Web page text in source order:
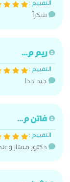
التقييم :
شكرآ
ريم م...
التقييم :
جيد جدا
فاتن م...
التقييم :
دكتور ممتاز